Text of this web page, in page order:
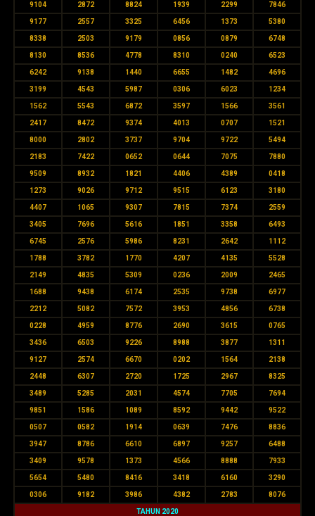
9104 2872 8824 1939 2299 7846
9177 2557 3325 6456 1373 5380
8338 2503 9179 0856 0879 6748
8130 8536 4778 8310 0240 6523
6242 9138 1440 6655 1482 4696
3199 4543 5987 0306 6023 1234
1562 5543 6872 3597 1566 3561
2417 8472 9374 4013 0707 1521
8000 2802 3737 9704 9722 5494
2183 7422 0652 0644 7075 7880
9509 8932 1821 4406 4389 0418
1273 9026 9712 9515 6123 3180
4407 1065 9307 7815 7374 2559
3405 7696 5616 1851 3358 6493
6745 2576 5986 8231 2642 1112
1788 3782 1770 4207 4135 5528
2149 4835 5309 0236 2009 2465
1688 9438 6174 2535 9738 6977
2212 5082 7572 3953 4856 6738
0228 4959 8776 2690 3615 0765
3436 6503 9226 8988 3877 1311
9127 2574 6670 0202 1564 2138
2448 6307 2720 1725 2967 8325
3489 5285 2031 4574 7705 7694
9851 1586 1089 8592 9442 9522
0507 0582 1914 0639 7476 8836
3947 8786 6610 6897 9257 6488
3409 9578 1373 4566 8888 7933
5654 5480 8416 3418 6160 3290
0306 9182 3986 4382 2783 8076
TAHUN 2020